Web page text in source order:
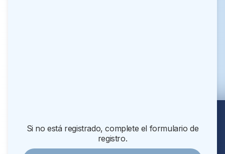
Si no está registrado, complete el formulario de
registro.